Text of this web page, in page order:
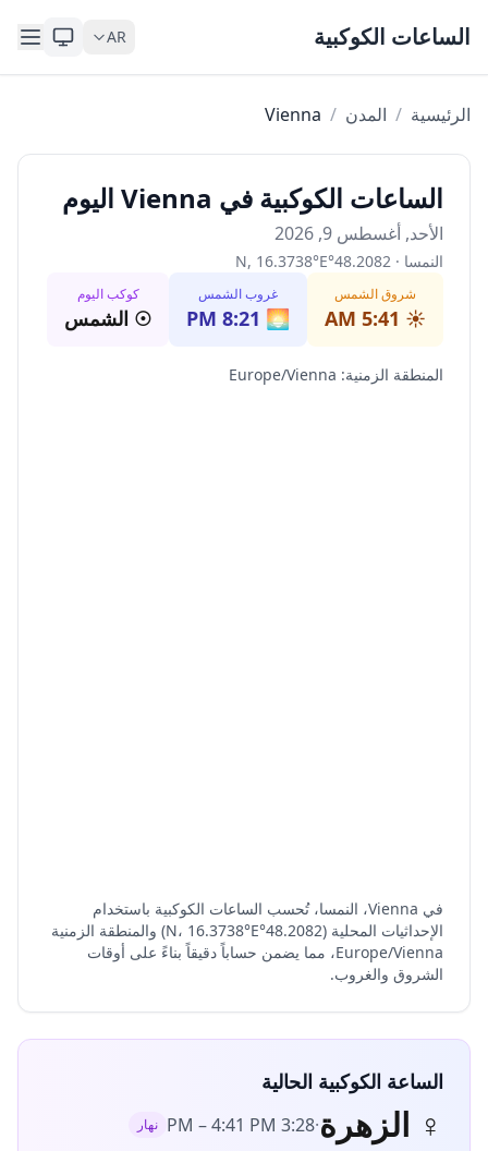
الساعات الكوكبية AR
الرئيسية / المدن /
Vienna
الساعات الكوكبية في Vienna اليوم
الأحد, أغسطس 9, 2026
النمسا ·
48.2082
°
N, 16.3738°E
شروق الشمس
☀️
5:41 AM
غروب الشمس
🌅
8:21 PM
كوكب اليوم
☉ الشمس
المنطقة الزمنية:
Europe/Vienna
في Vienna، النمسا، تُحسب الساعات الكوكبية باستخدام
الإحداثيات المحلية (48.2082°N، 16.3738°E) والمنطقة الزمنية
Europe/Vienna، مما يضمن حساباً دقيقاً بناءً على أوقات
الشروق والغروب.
الساعة الكوكبية الحالية
♀ الزهرة·
3:28 PM
–4:41 PM نهار